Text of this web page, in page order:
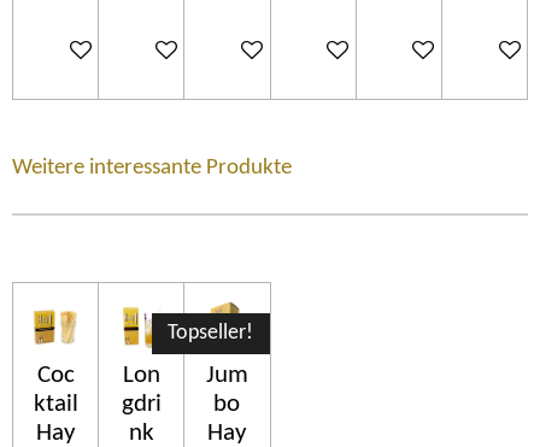
Ajouter au panierAjouter au panierAjouter au panierAjouter au panierAjouter au panier
Weitere interessante Produkte
Coc
ktail
Hay
Lon
gdri
nk
Topseller!
Jum
bo
Hay